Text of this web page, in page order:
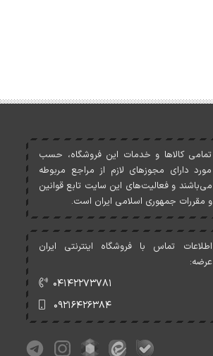
تمامی کالاها و خدمات اين فروشگاه، حسب
مورد دارای مجوزهای لازم از مراجع مربوطه
می‌باشند و فعاليت‌های اين سايت تابع قوانين
و مقررات جمهوری اسلامی ايران است.
اطلاعات تماس با فروشگاه اینترنتی ایران
عرضه:
۰۴۱۴۲۲۷۳۷۸۱
۰۹۲۱۶۴۲۶۳۸۴